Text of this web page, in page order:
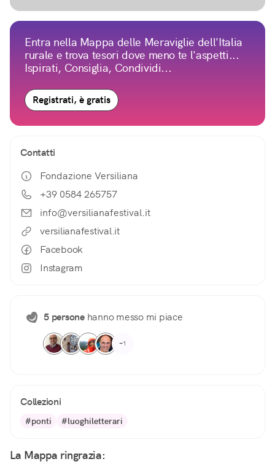
Entra nella Mappa delle Meraviglie dell'Italia
rurale e trova tesori dove meno te l'aspetti...
Ispirati, Consiglia, Condividi...
Registrati, è gratis
Contatti
Fondazione Versiliana
+39 0584 265757
info@versilianafestival.it
versilianafestival.it
Facebook
Instagram
5 personehanno messo mi piace
+1
Collezioni
#ponti #luoghiletterari
La Mappa ringrazia: